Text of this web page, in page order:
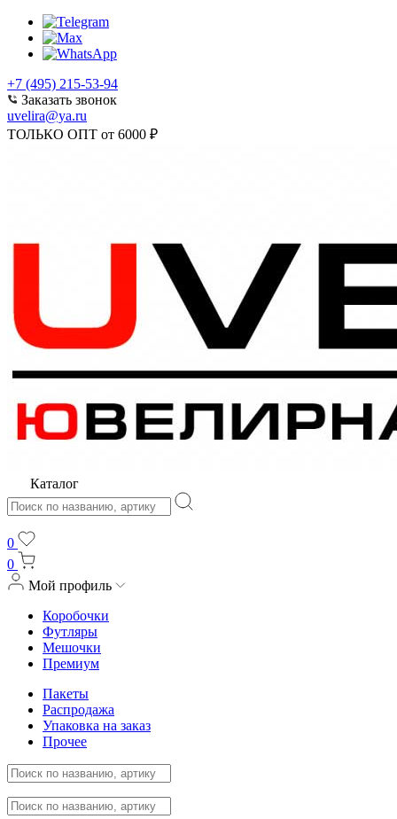
+7 (495) 215-53-94
Заказать звонок
uvelira@ya.ru
ТОЛЬКО ОПТ от 6000 ₽
Каталог
0
0
Мой профиль
Коробочки
Футляры
Мешочки
Премиум
Пакеты
Распродажа
Упаковка на заказ
Прочее